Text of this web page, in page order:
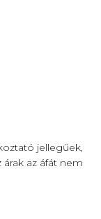
jellegűek,
az áfát nem